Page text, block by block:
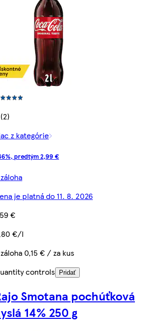
z kategórie
predtým 2,99 €
je platná do 11. 8. 2026
€
€/l
0,15 € / za kus
controls
Pridať
Smotana pochúťková
14% 250 g